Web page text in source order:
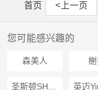
首页 <上一页
您可能感兴趣的
森美人
英迈